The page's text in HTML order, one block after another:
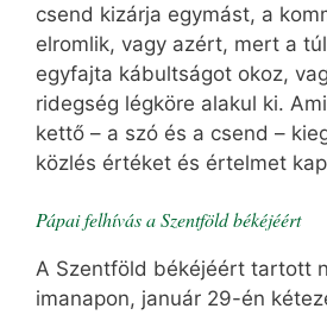
csend kizárja egymást, a
elromlik, vagy azért, mert a
egyfajta kábultságot okoz,
ridegség légköre alakul ki.
kettő – a szó és a csend –
közlés értéket és értelmet
Pápai felhívás a Szentföld békéjéért
A Szentföld békéjéért tartott
imanapon, január 29-én